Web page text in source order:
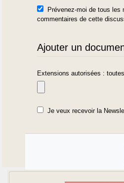
Prévenez-moi de tous les
commentaires de cette
Ajouter un
Extensions autorisées : toutes
Je veux recevoir la